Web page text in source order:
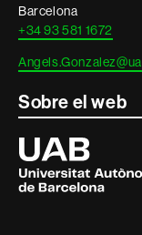
Barcelona
+34 93 581 1672
Sobre el web
Universitat
Autònoma
de
Barcelona